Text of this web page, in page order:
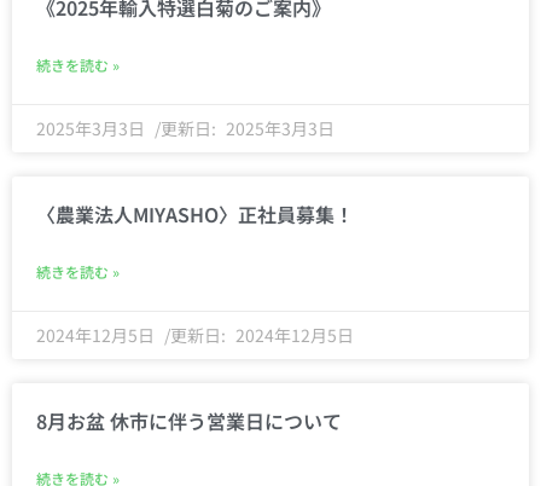
《2025年輸入特選白菊のご案内》
続きを読む »
2025年3月3日 2025年3月3日
〈農業法人MIYASHO〉正社員募集！
続きを読む »
2024年12月5日 2024年12月5日
8月お盆 休市に伴う営業日について
続きを読む »